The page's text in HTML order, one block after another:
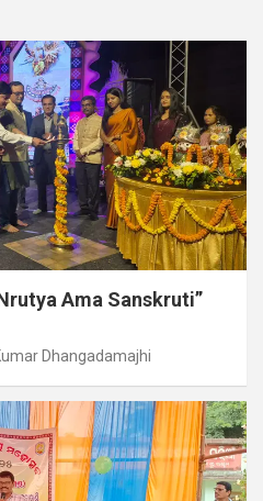
Ama Sanskruti”
Dhangadamajhi